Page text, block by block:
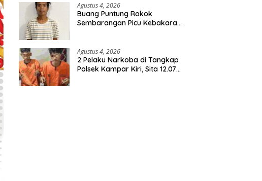
Agustus 4, 2026
Buang Puntung Rokok
Sembarangan Picu Kebakaran
Agustus 4, 2026
2 Pelaku Narkoba di Tangkap
Polsek Kampar Kiri, Sita 12.07